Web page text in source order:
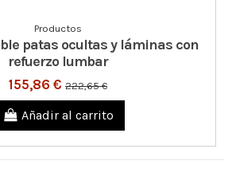
Productos
patas ocultas y láminas con
refuerzo lumbar
155,86 € 222,65 €
Añadir al carrito